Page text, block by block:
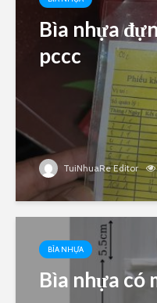
Bìa nhựa
pccc
TuiNhuaRe Editor
BÌA NHỰA
Bìa nhựa có